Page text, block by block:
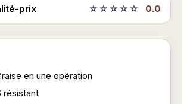
prix ☆☆☆☆☆ 0.0
en une opération
résistant